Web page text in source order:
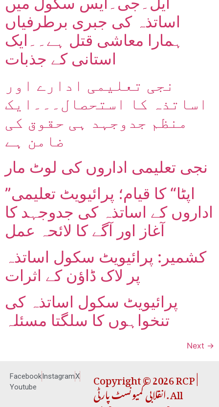
اساتذہ کی جبری برطرفیاں
ہمارا معاشی قتل ہے۔۔ایک
استانی کے جذبات
نجی تعلیمی ادارے اور
اساتذہ کا استحصال۔۔۔ایک
منظم جدوجہد ہی حقوق کی
ضامن ہے
نجی تعلیمی اداروں کی لوٹ مار
”اپٹا“ کا قیام؛ پرائیویٹ تعلیمی
اداروں کے اساتذہ کی جدوجہد کا
آغاز اور آگے کا لائحہ عمل
کشمیر: پرائیویٹ سکول اساتذہ
پر لاک ڈاؤن کے اثرات
پرائیویٹ سکول اساتذہ کی
تنخواہوں کا سلگتا مسئلہ
Next →
Facebook InstagramX
Youtube
Copyright © 2026 RCP |
انقلابی کمیونسٹ پارٹی. All